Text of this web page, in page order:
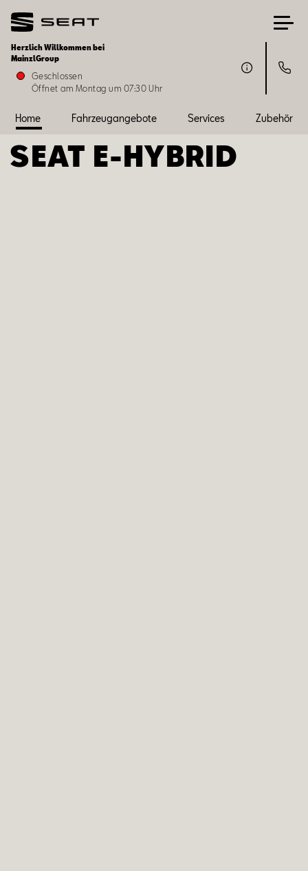
Herzlich Willkommen bei
MainzlGroup
Geschlossen
Öffnet am Montag um 07:30 Uhr
Home
Fahrzeugangebote
Services
Home Fahrzeugangebote Services Zubehör
SEAT ­­E-HYBRID